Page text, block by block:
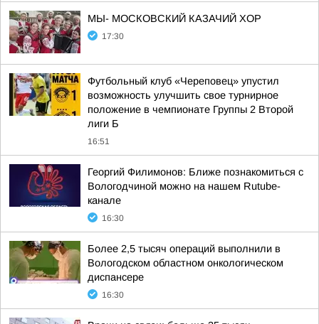
МЫ- МОСКОВСКИЙ КАЗАЧИЙ ХОР
17:30
Футбольный клуб «Череповец» упустил
возможность улучшить свое турнирное
положение в чемпионате Группы 2 Второй
лиги Б
16:51
Георгий Филимонов: Ближе познакомиться с
Вологодчиной можно на нашем Rutube-
канале
16:30
Более 2,5 тысяч операций выполнили в
Вологодском областном онкологическом
диспансере
16:30